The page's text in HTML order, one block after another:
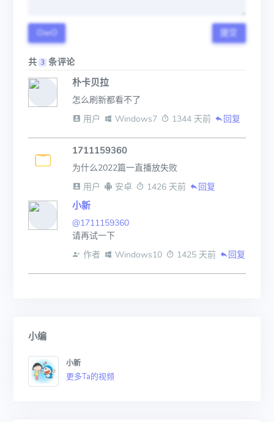
OwO
共 3 条评论
朴卡贝拉
怎么刷新都看不了
用户
Windows7 1344 天前 回复
1711159360
为什么2022篇一直播放失败
用户
安卓 1426 天前 回复
小新
@1711159360
请再试一下
作者
Windows10 1425 天前 回复
小编
小新
更多Ta的视频